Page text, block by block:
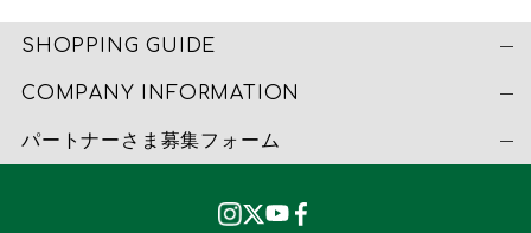
SHOPPING GUIDE
COMPANY INFORMATION
パートナーさま募集フォーム